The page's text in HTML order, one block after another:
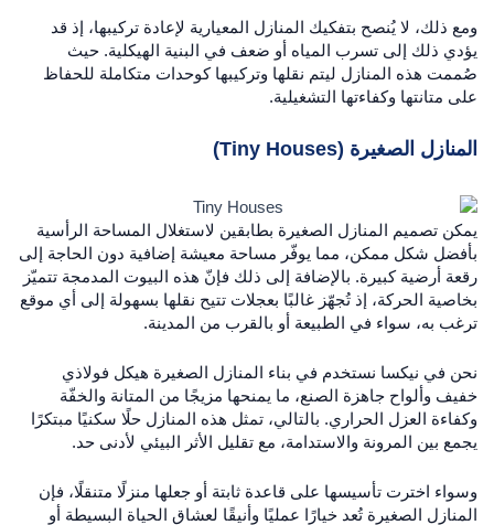
ومع ذلك، لا يُنصح بتفكيك المنازل المعيارية لإعادة تركيبها، إذ قد
يؤدي ذلك إلى تسرب المياه أو ضعف في البنية الهيكلية. حيث
صُممت هذه المنازل ليتم نقلها وتركيبها كوحدات متكاملة للحفاظ
على متانتها وكفاءتها التشغيلية.
المنازل الصغيرة (Tiny Houses)
يمكن تصميم المنازل الصغيرة بطابقين لاستغلال المساحة الرأسية
بأفضل شكل ممكن، مما يوفّر مساحة معيشة إضافية دون الحاجة إلى
رقعة أرضية كبيرة. بالإضافة إلى ذلك فإنّ هذه البيوت المدمجة تتميّز
بخاصية الحركة، إذ تُجهّز غالبًا بعجلات تتيح نقلها بسهولة إلى أي موقع
ترغب به، سواء في الطبيعة أو بالقرب من المدينة.
نحن في نيكسا نستخدم في بناء المنازل الصغيرة هيكل فولاذي
خفيف وألواح جاهزة الصنع، ما يمنحها مزيجًا من المتانة والخفّة
وكفاءة العزل الحراري. بالتالي، تمثل هذه المنازل حلًا سكنيًا مبتكرًا
يجمع بين المرونة والاستدامة، مع تقليل الأثر البيئي لأدنى حد.
وسواء اخترت تأسيسها على قاعدة ثابتة أو جعلها منزلًا متنقلًا، فإن
المنازل الصغيرة تُعد خيارًا عمليًا وأنيقًا لعشاق الحياة البسيطة أو